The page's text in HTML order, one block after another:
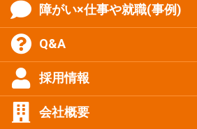
障がい×仕事や就職(事例)
Q&A
採用情報
会社概要